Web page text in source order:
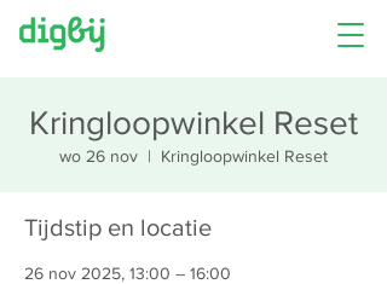
Kringloopwinkel Reset
wo 26 nov
  |
Kringloopwinkel Reset
Tijdstip en locatie
26 nov 2025, 13:00 – 16:00